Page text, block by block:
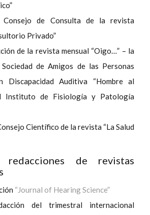
Consejo de Consulta de la revista
Privado”
de la revista mensual “Oigo…” – la
de Amigos de las Personas
Discapacidad Auditiva “Hombre al
Instituto de Fisiología y Patología
Científico de la revista “La Salud
de revistas
“Journal of Hearing Science”
del trimestral internacional